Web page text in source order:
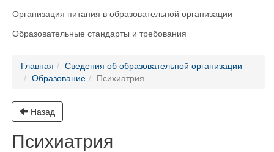
Организация питания в образовательной организации
Образовательные стандарты и требования
Главная
Сведения об образовательной организации
Образование
Психиатрия
Назад
Психиатрия